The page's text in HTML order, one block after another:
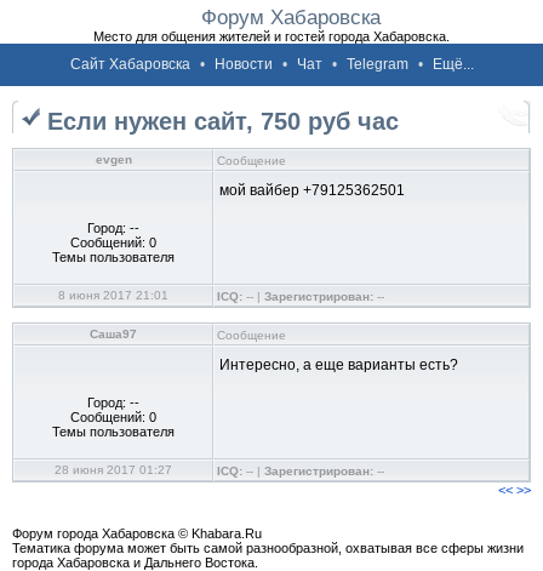
Форум Хабаровска
Место для общения жителей и гостей города Хабаровска.
Сайт Хабаровска • Новости • Чат • Telegram • Ещё...
Если нужен сайт, 750 руб час
evgen Сообщение
Город: --
Сообщений: 0
Темы пользователя
мой вайбер +79125362501
8 июня 2017 21:01 ICQ: -- | Зарегистрирован: --
Саша97 Сообщение
Город: --
Сообщений: 0
Темы пользователя
Интересно, а еще варианты есть?
28 июня 2017 01:27 ICQ: -- | Зарегистрирован: --
<< >>
Форум города Хабаровска © Khabara.Ru
Тематика форума может быть самой разнообразной, охватывая все сферы жизни
города Хабаровска и Дальнего Востока.